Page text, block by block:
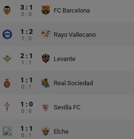
3 : 1
0 : 0
FC Barcelona
1 : 2
1 : 0
Rayo Vallecano
2 : 1
1 : 1
Levante
1 : 1
0 : 1
Real Sociedad
1 : 0
0 : 0
Sevilla FC
1 : 1
0 : 1
Elche